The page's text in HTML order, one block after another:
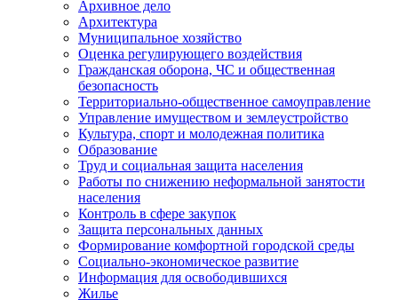
Архивное дело
Архитектура
Муниципальное хозяйство
Оценка регулирующего воздействия
Гражданская оборона, ЧС и общественная
безопасность
Территориально-общественное самоуправление
Управление имуществом и землеустройство
Культура, спорт и молодежная политика
Образование
Труд и социальная защита населения
Работы по снижению неформальной занятости
населения
Контроль в сфере закупок
Защита персональных данных
Формирование комфортной городской среды
Социально-экономическое развитие
Информация для освободившихся
Жилье